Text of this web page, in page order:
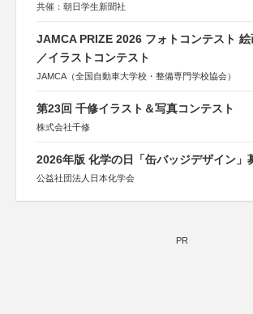
共催：朝日学生新聞社
JAMCA PRIZE 2026 フォトコンテスト 絵
／イラストコンテスト
JAMCA（全国自動車大学校・整備専門学校協会）
第23回 千修イラスト＆写真コンテスト
株式会社千修
2026年版 化学の日「缶バッジデザイン」
公益社団法人日本化学会
PR